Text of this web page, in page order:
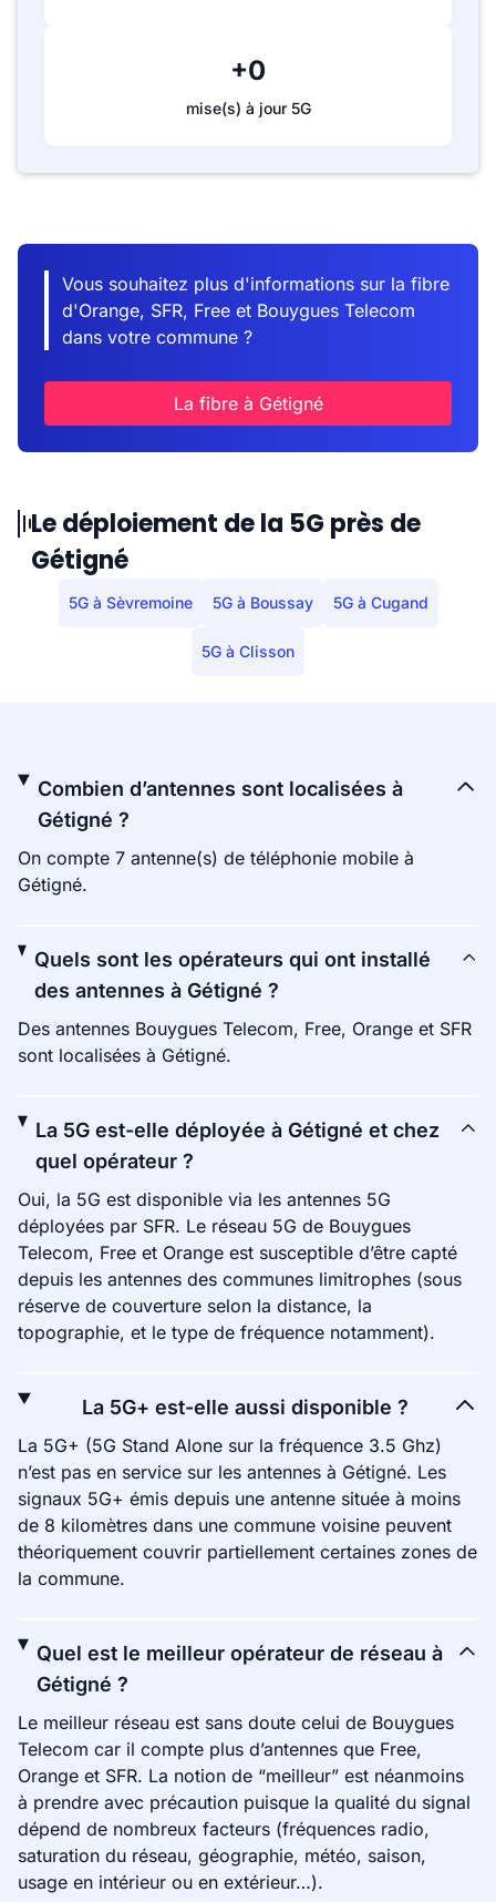
+0
mise(s) à jour 5G
Vous souhaitez plus d'informations sur la fibre
d'Orange, SFR, Free et Bouygues Telecom
dans votre commune ?
La fibre à Gétigné
Le déploiement de la 5G près de
Gétigné
5G à Sèvremoine 5G à Boussay 5G à Cugand
5G à Clisson
Combien d’antennes sont localisées à
Gétigné ?
On compte 7 antenne(s) de téléphonie mobile à
Gétigné.
Quels sont les opérateurs qui ont installé
des antennes à Gétigné ?
Des antennes Bouygues Telecom, Free, Orange et SFR
sont localisées à Gétigné.
La 5G est-elle déployée à Gétigné et chez
quel opérateur ?
Oui, la 5G est disponible via les antennes 5G
déployées par SFR. Le réseau 5G de Bouygues
Telecom, Free et Orange est susceptible d’être capté
depuis les antennes des communes limitrophes (sous
réserve de couverture selon la distance, la
topographie, et le type de fréquence notamment).
La 5G+ est-elle aussi disponible ?
La 5G+ (5G Stand Alone sur la fréquence 3.5 Ghz)
n’est pas en service sur les antennes à Gétigné. Les
signaux 5G+ émis depuis une antenne située à moins
de 8 kilomètres dans une commune voisine peuvent
théoriquement couvrir partiellement certaines zones de
la commune.
Quel est le meilleur opérateur de réseau à
Gétigné ?
Le meilleur réseau est sans doute celui de Bouygues
Telecom car il compte plus d’antennes que Free,
Orange et SFR. La notion de “meilleur” est néanmoins
à prendre avec précaution puisque la qualité du signal
dépend de nombreux facteurs (fréquences radio,
saturation du réseau, géographie, météo, saison,
usage en intérieur ou en extérieur…).